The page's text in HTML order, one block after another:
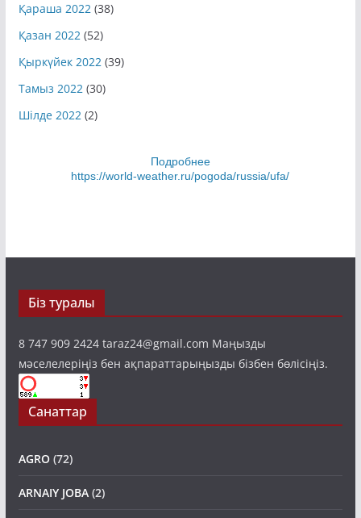
Қараша 2022(38)
Қазан 2022(52)
Қыркүйек 2022(39)
Тамыз 2022(30)
Шілде 2022(2)
Подробнее
https://world-weather.ru/pogoda/russia/ufa/
Біз туралы
8 747 909 2424 taraz24@gmail.com Маңызды
мәселелеріңіз бен ақпараттарыңызды бізбен бөлісіңіз.
Санаттар
AGRO(72)
ARNAIY JOBA(2)